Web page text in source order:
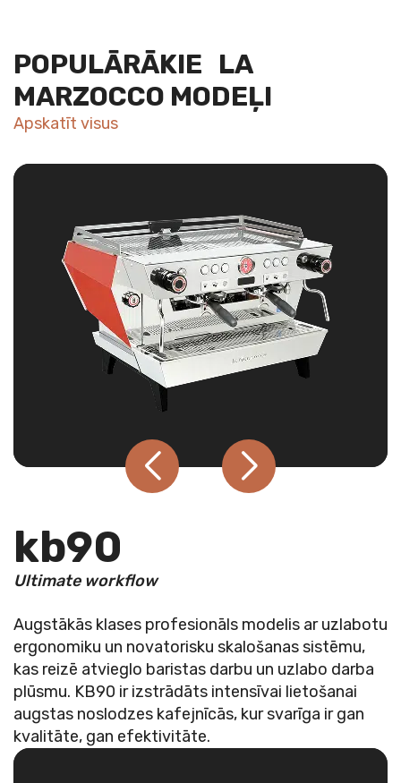
POPULĀRĀKIE LA
MARZOCCO MODEĻI
Apskatīt visus
kb90
Ultimate workflow
Augstākās klases profesionāls modelis ar uzlabotu
ergonomiku un novatorisku skalošanas sistēmu,
kas reizē atvieglo baristas darbu un uzlabo darba
plūsmu. KB90 ir izstrādāts intensīvai lietošanai
augstas noslodzes kafejnīcās, kur svarīga ir gan
kvalitāte, gan efektivitāte.